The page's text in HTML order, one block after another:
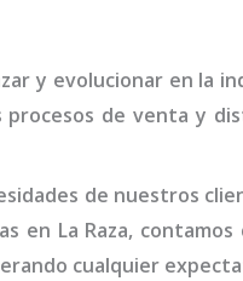
y evolucionar en la
de venta y
de nuestros
en La Raza,
cualquier